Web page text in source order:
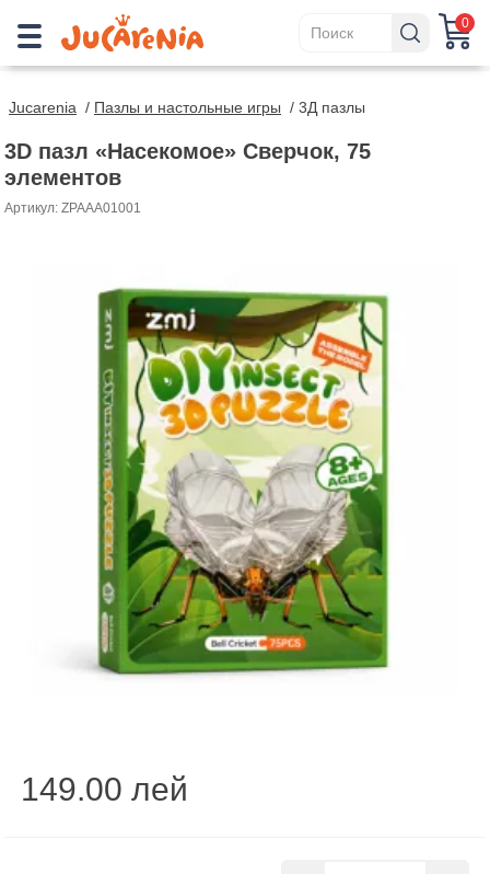
0
Jucarenia / Пазлы и настольные игры / 3Д пазлы
3D пазл «Насекомое» Сверчок, 75
элементов
Артикул: ZPAAA01001
149.00 лей